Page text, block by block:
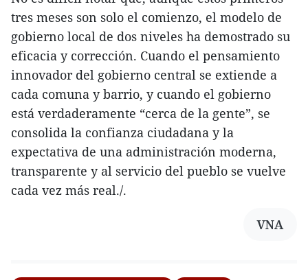
tres meses son solo el comienzo, el modelo de
gobierno local de dos niveles ha demostrado su
eficacia y corrección. Cuando el pensamiento
innovador del gobierno central se extiende a
cada comuna y barrio, y cuando el gobierno
está verdaderamente “cerca de la gente”, se
consolida la confianza ciudadana y la
expectativa de una administración moderna,
transparente y al servicio del pueblo se vuelve
cada vez más real./.
VNA